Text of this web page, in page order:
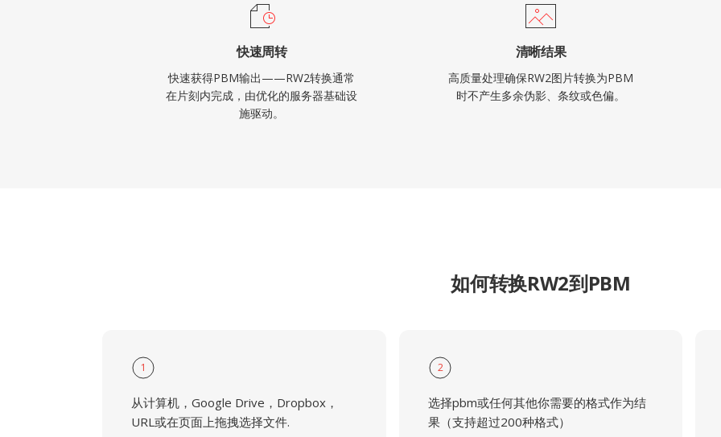
快速周转
快速获得PBM输出——RW2转换通常
在片刻内完成，由优化的服务器基础设
施驱动。
清晰结果
高质量处理确保RW2图片转换为PBM
时不产生多余伪影、条纹或色偏。
如何转换RW2到PBM
1
从计算机，Google Drive，Dropbox，
URL或在页面上拖拽选择文件.
2
选择pbm或任何其他你需要的格式作为结
果（支持超过200种格式）